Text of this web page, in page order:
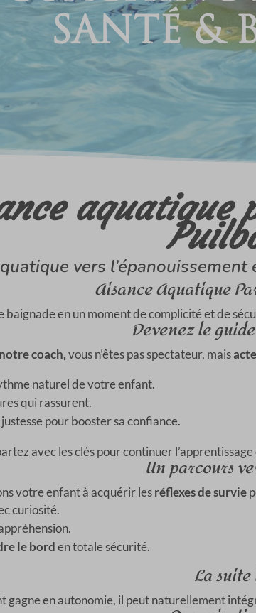
aquatique
vers
Aisance Aquatique
baignade en un moment de complicité et de
Devenez le
notre coach,vous n’êtes pas spectateur, mais
naturel de votre enfant.
qui rassurent.
pour booster sa confiance.
avec les clés pour continuer
Un parcours
votre enfant à acquérir lesréflexes de survie
curiosité.
le borden totale sécurité.
La
gagne en autonomie, il peut naturellement